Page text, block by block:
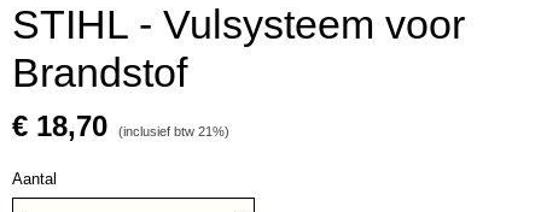
STIHL - Vulsysteem voor
Brandstof
€ 18,70 (inclusief btw 21%)
Aantal